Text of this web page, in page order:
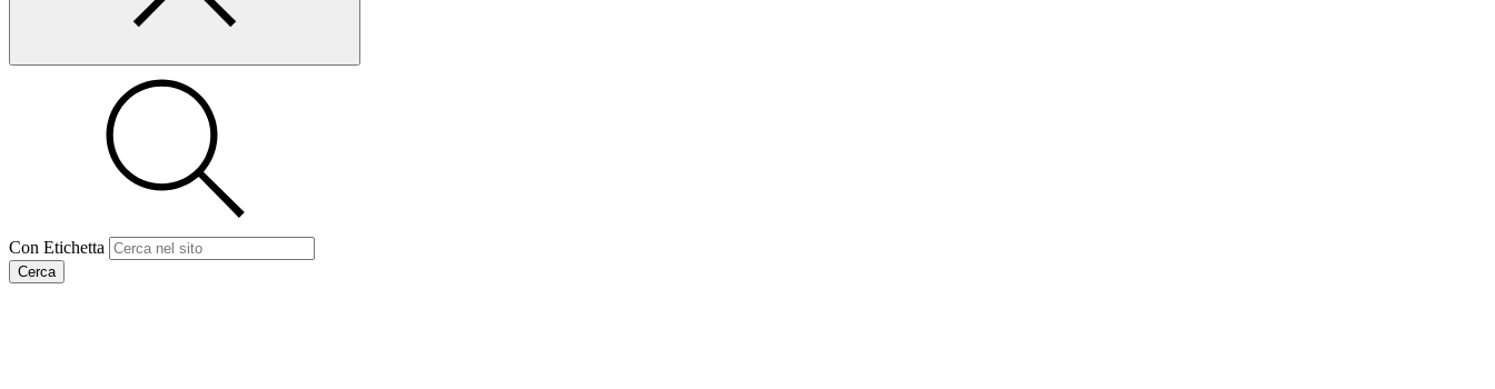
Con Etichetta
Cerca